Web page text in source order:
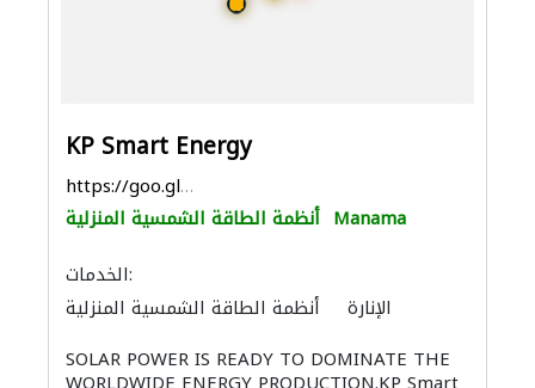
KP Smart Energy
https://goo.gl/maps/f2NdboCN54yBWSdD9
أنظمة الطاقة الشمسية المنزلية Manama
الخدمات:
أنظمة الطاقة الشمسية المنزلية
الإنارة
SOLAR POWER IS READY TO DOMINATE THE